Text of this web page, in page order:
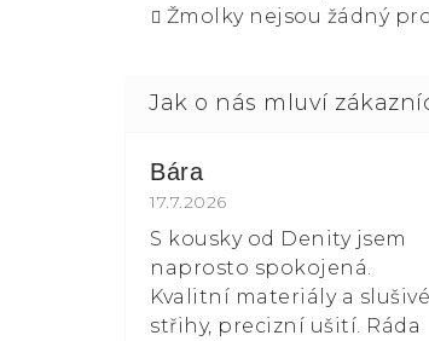
Žmolky nejsou žádný
Bára
Hodnocení obchodu je 5
17.7.2026
S kousky od Denity jsem
naprosto spokojená.
Kvalitní materiály a slušivé
střihy, precizní ušití. Ráda